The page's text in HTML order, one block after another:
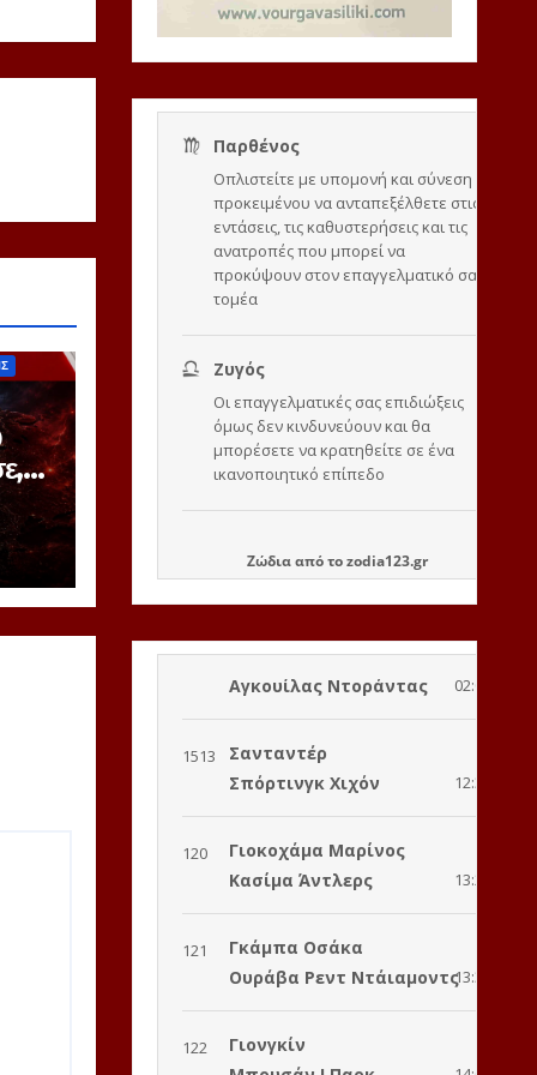
Ζώδιααπό τοzodia123.gr